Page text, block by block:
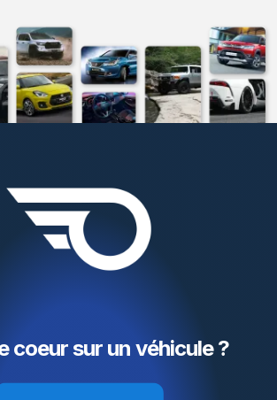
coeur sur un véhicule ?